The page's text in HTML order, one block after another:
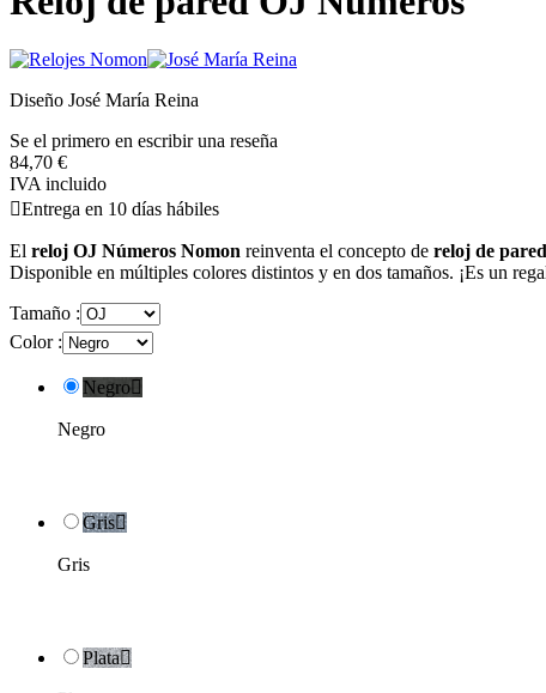
Diseño José María Reina
Se el primero en escribir una reseña
84,70 €
IVA incluido
Entrega en 10 días hábiles
El reloj OJ Números Nomon reinventa el concepto de reloj de pared
Disponible en múltiples colores distintos y en dos tamaños. ¡Es un
Tamaño :
Color :
Negro
Negro
Gris
Gris
Plata